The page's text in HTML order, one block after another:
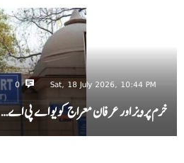
Sat, 18 July 2026, 10:44 PM
0
خرم پرویز اور عرفان معراج کو یو اے پی اے…